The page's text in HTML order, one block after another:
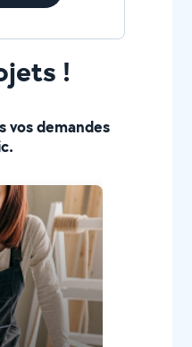
!
vos demandes